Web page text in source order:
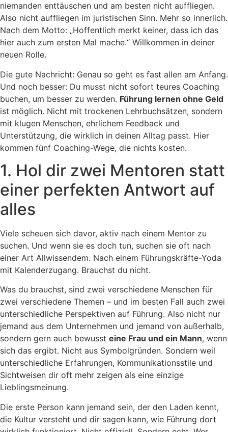
niemanden enttäuschen und am besten nicht auffliegen.
Also nicht auffliegen im juristischen Sinn. Mehr so innerlich.
Nach dem Motto: „Hoffentlich merkt keiner, dass ich das
hier auch zum ersten Mal mache.“ Willkommen in deiner
neuen Rolle.
Die gute Nachricht: Genau so geht es fast allen am Anfang.
Und noch besser: Du musst nicht sofort teures Coaching
buchen, um besser zu werden. Führung lernen ohne Geld
ist möglich. Nicht mit trockenen Lehrbuchsätzen, sondern
mit klugen Menschen, ehrlichem Feedback und
Unterstützung, die wirklich in deinen Alltag passt. Hier
kommen fünf Coaching-Wege, die nichts kosten.
1. Hol dir zwei Mentoren statt
einer perfekten Antwort auf
alles
Viele scheuen sich davor, aktiv nach einem Mentor zu
suchen. Und wenn sie es doch tun, suchen sie oft nach
einer Art Allwissendem. Nach einem Führungskräfte-Yoda
mit Kalenderzugang. Brauchst du nicht.
Was du brauchst, sind zwei verschiedene Menschen für
zwei verschiedene Themen – und im besten Fall auch zwei
unterschiedliche Perspektiven auf Führung. Also nicht nur
jemand aus dem Unternehmen und jemand von außerhalb,
sondern gern auch bewusst eine Frau und ein Mann, wenn
sich das ergibt. Nicht aus Symbolgründen. Sondern weil
unterschiedliche Erfahrungen, Kommunikationsstile und
Sichtweisen dir oft mehr zeigen als eine einzige
Lieblingsmeinung.
Die erste Person kann jemand sein, der den Laden kennt,
die Kultur versteht und dir sagen kann, wie Führung dort